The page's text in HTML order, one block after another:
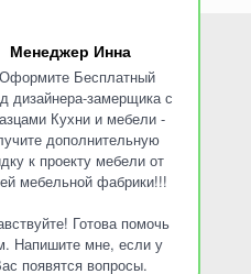
Менеджер Инна
Бесплатный
дизайнера-замерщика с
Кухни и мебели -
дополнительную
к проекту мебели от
мебельной фабрики!!!
Готова помочь
Напишите мне, если у
появятся вопросы.
797-10-50 / Whatsapp